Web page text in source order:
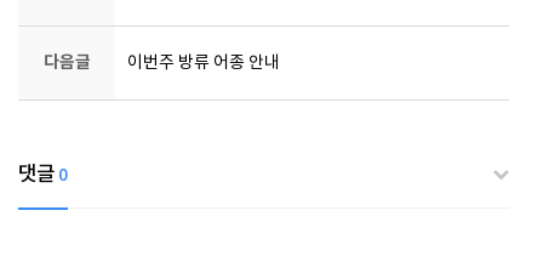
다음글 이번주 방류 어종 안내
댓글 0